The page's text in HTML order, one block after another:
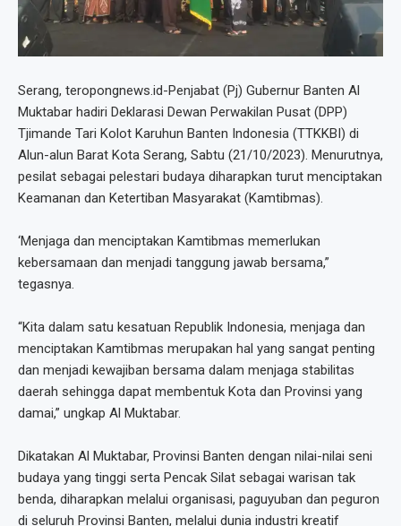
Serang, teropongnews.id-Penjabat (Pj) Gubernur Banten Al
Muktabar hadiri Deklarasi Dewan Perwakilan Pusat (DPP)
Tjimande Tari Kolot Karuhun Banten Indonesia (TTKKBI) di
Alun-alun Barat Kota Serang, Sabtu (21/10/2023). Menurutnya,
pesilat sebagai pelestari budaya diharapkan turut menciptakan
Keamanan dan Ketertiban Masyarakat (Kamtibmas).
‘Menjaga dan menciptakan Kamtibmas memerlukan
kebersamaan dan menjadi tanggung jawab bersama,”
tegasnya.
“Kita dalam satu kesatuan Republik Indonesia, menjaga dan
menciptakan Kamtibmas merupakan hal yang sangat penting
dan menjadi kewajiban bersama dalam menjaga stabilitas
daerah sehingga dapat membentuk Kota dan Provinsi yang
damai,” ungkap Al Muktabar.
Dikatakan Al Muktabar, Provinsi Banten dengan nilai-nilai seni
budaya yang tinggi serta Pencak Silat sebagai warisan tak
benda, diharapkan melalui organisasi, paguyuban dan peguron
di seluruh Provinsi Banten, melalui dunia industri kreatif